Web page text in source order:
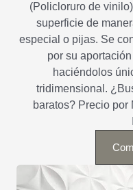
(Policloruro de
superficie de
especial o pijas. Se
por su
haciéndolos
tridimensional.
baratos? Precio por